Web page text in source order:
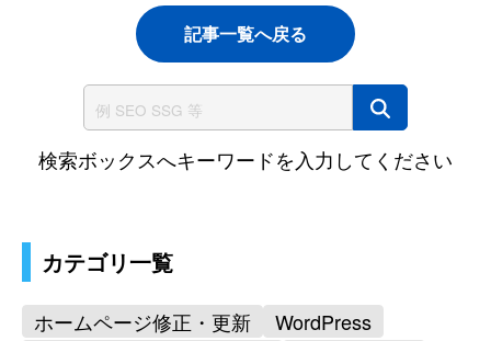
記事一覧へ戻る
サイト内検索
検索ボックスへキーワードを入力してください
カテゴリ一覧
ホームページ修正・更新
WordPress